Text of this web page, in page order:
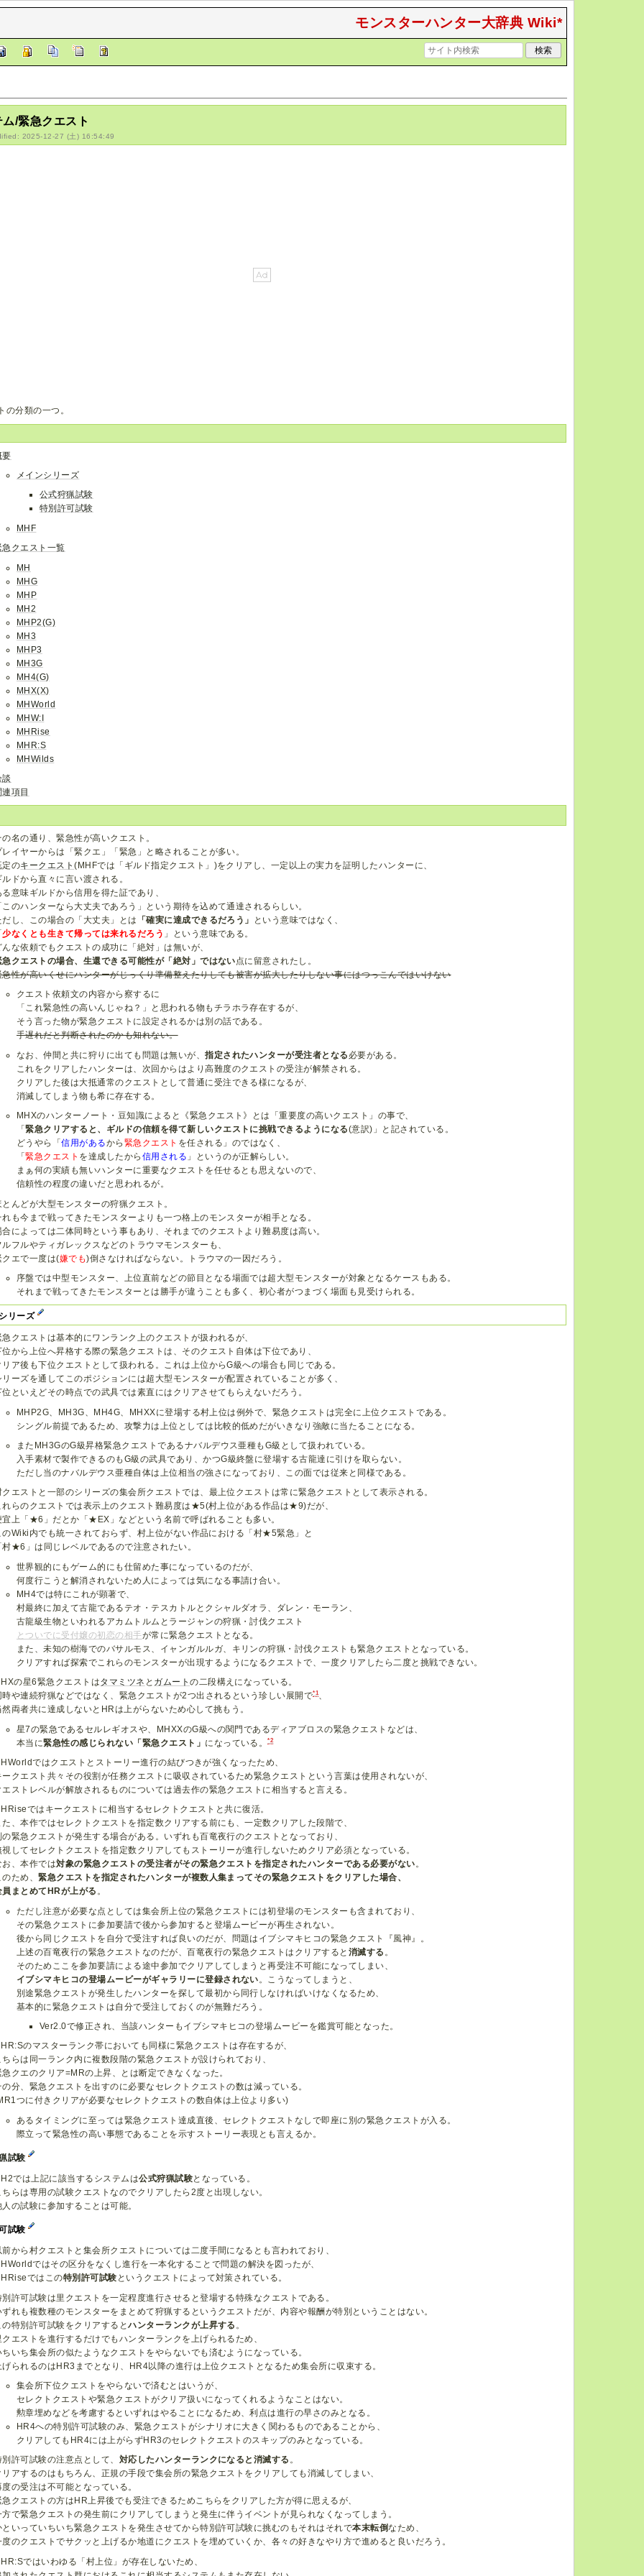
モンスターハンター大辞典 Wiki*
/緊急クエスト
2025-12-27 (土) 16:54:49
の分類の一つ。
要
メインシリーズ
公式狩猟試験
特別許可試験
MHF
急クエスト一覧
MH
MHG
MHP
MH2
MHP2(G)
MH3
MHP3
MH3G
MH4(G)
MHX(X)
MHWorld
MHW:I
MHRise
MHR:S
MHWilds
談
連項目
の名の通り、緊急性が高いクエスト。
レイヤーからは「緊クエ」「緊急」と略されることが多い。
定のキークエスト(MHFでは「ギルド指定クエスト」)をクリアし、一定以上の実力を証明したハンターに、
ルドから直々に言い渡される。
る意味ギルドから信用を得た証であり、
このハンターなら大丈夫であろう」という期待を込めて通達されるらしい。
だし、この場合の「大丈夫」とは
「確実に達成できるだろう」
という意味ではなく、
少なくとも生きて帰っては来れるだろう 」という意味である。
んな依頼でもクエストの成功に「絶対」は無いが、
急クエストの場合、生還できる可能性が「絶対」ではない点に留意されたし。
急性が高いくせにハンターがじっくり準備整えたりしても被害が拡大したりしない事にはつっこんではいけない
クエスト依頼文の内容から察するに
「これ緊急性の高いんじゃね？」と思われる物もチラホラ存在するが、
そう言った物が緊急クエストに設定されるかは別の話である。
手遅れだと判断されたのかも知れない。
なお、仲間と共に狩りに出ても問題は無いが、指定されたハンターが受注者となる 必要がある。
これをクリアしたハンターは、次回からはより高難度のクエストの受注が解禁される。
クリアした後は大抵通常のクエストとして普通に受注できる様になるが、
消滅してしまう物も希に存在する。
MHXのハンターノート・豆知識によると《緊急クエスト》とは「重要度の高いクエスト」の事で、
「緊急クリアすると、ギルドの信頼を得て新しいクエストに挑戦できるようになる(意訳)」と記されている。
どうやら「信用があるから 緊急クエスト を任される」のではなく、
「緊急クエスト を達成したから 信用される 」というのが正解らしい。
まぁ何の実績も無いハンターに重要なクエストを任せるとも思えないので、
信頼性の程度の違いだと思われるが。
とんどが大型モンスターの狩猟クエスト。
れも今まで戦ってきたモンスターよりも一つ格上のモンスターが相手となる。
合によっては二体同時という事もあり、それまでのクエストより難易度は高い。
ルフルやティガレックスなどのトラウマモンスターも、
クエで一度は(嫌でも)倒さなければならない。トラウマの一因だろう。
序盤では中型モンスター、上位直前などの節目となる場面では超大型モンスターが対象となるケースもある。
それまで戦ってきたモンスターとは勝手が違うことも多く、初心者がつまづく場面も見受けられる。
リーズ
急クエストは基本的にワンランク上のクエストが扱われるが、
位から上位へ昇格する際の緊急クエストは、そのクエスト自体は下位であり、
リア後も下位クエストとして扱われる。これは上位からG級への場合も同じである。
リーズを通してこのポジションには超大型モンスターが配置されていることが多く、
位といえどその時点での武具では素直にはクリアさせてもらえないだろう。
MHP2G、MH3G、MH4G、MHXXに登場する村上位は例外で、緊急クエストは完全に上位クエストである。
シングル前提であるため、攻撃力は上位としては比較的低めだがいきなり強敵に当たることになる。
またMH3GのG級昇格緊急クエストであるナバルデウス亜種もG級として扱われている。
入手素材で製作できるのもG級の武具であり、かつG級終盤に登場する古龍達に引けを取らない。
ただし当のナバルデウス亜種自体は上位相当の強さになっており、この面では従来と同様である。
クエストと一部のシリーズの集会所クエストでは、最上位クエストは常に緊急クエストとして表示される。
れらのクエストでは表示上のクエスト難易度は★5(村上位がある作品は★9)だが、
宜上「★6」だとか「★EX」などという名前で呼ばれることも多い。
のWiki内でも統一されておらず、村上位がない作品における「村★5緊急」と
村★6」は同じレベルであるので注意されたい。
世界観的にもゲーム的にも仕留めた事になっているのだが、
何度行こうと解消されないため人によっては気になる事請け合い。
MH4では特にこれが顕著で、
村最終に加えて古龍であるテオ・テスカトルとクシャルダオラ、ダレン・モーラン、
古龍級生物といわれるアカムトルムとラージャンの狩猟・討伐クエスト
とついでに受付嬢の初恋の相手が常に緊急クエストとなる。
また、未知の樹海でのバサルモス、イャンガルルガ、キリンの狩猟・討伐クエストも緊急クエストとなっている。
クリアすれば探索でこれらのモンスターが出現するようになるクエストで、一度クリアしたら二度と挑戦できない。
の星6緊急クエストはタマミツネ と ガムートの二段構えになっている。
時や連続狩猟などではなく、緊急クエストが2つ出されるという珍しい展開で*1、
然両者共に達成しないとHRは上がらないため心して挑もう。
星7の緊急であるセルレギオスや、MHXXのG級への関門であるディアブロスの緊急クエストなどは、
本当に緊急性の感じられない「緊急クエスト」 になっている。*2
ではクエストとストーリー進行の結びつきが強くなったため、
ークエスト共々その役割が任務クエストに吸収されているため緊急クエストという言葉は使用されないが、
エストレベルが解放されるものについては過去作の緊急クエストに相当すると言える。
ではキークエストに相当するセレクトクエストと共に復活。
た、本作ではセレクトクエストを指定数クリアする前にも、一定数クリアした段階で、
の緊急クエストが発生する場合がある。いずれも百竜夜行のクエストとなっており、
視してセレクトクエストを指定数クリアしてもストーリーが進行しないためクリア必須となっている。
お、本作では対象の緊急クエストの受注者がその緊急クエストを指定されたハンターである必要がない。
のため、緊急クエストを指定されたハンターが複数人集まってその緊急クエストをクリアした場合、
員まとめてHRが上がる 。
ただし注意が必要な点としては集会所上位の緊急クエストには初登場のモンスターも含まれており、
その緊急クエストに参加要請で後から参加すると登場ムービーが再生されない。
後から同じクエストを自分で受注すれば良いのだが、問題はイブシマキヒコの緊急クエスト『風神』。
上述の百竜夜行の緊急クエストなのだが、百竜夜行の緊急クエストはクリアすると 消滅する 。
そのためここを参加要請による途中参加でクリアしてしまうと再受注不可能になってしまい、
イブシマキヒコの登場ムービーがギャラリーに登録されない 。こうなってしまうと、
別途緊急クエストが発生したハンターを探して最初から同行しなければいけなくなるため、
基本的に緊急クエストは自分で受注しておくのが無難だろう。
Ver2.0で修正され、当該ハンターもイブシマキヒコの登場ムービーを鑑賞可能となった。
のマスターランク帯においても同様に緊急クエストは存在するが、
ちらは同一ランク内に複数段階の緊急クエストが設けられており、
急クエのクリア=MRの上昇、とは断定できなくなった。
の分、緊急クエストを出すのに必要なセレクトクエストの数は減っている。
つに付きクリアが必要なセレクトクエストの数自体は上位より多い)
あるタイミングに至っては緊急クエスト達成直後、セレクトクエストなしで即座に別の緊急クエストが入る。
際立って緊急性の高い事態であることを示すストーリー表現とも言えるか。
試験
では上記に該当するシステムは公式狩猟試験となっている。
ちらは専用の試験クエストなのでクリアしたら2度と出現しない。
人の試験に参加することは可能。
試験
前から村クエストと集会所クエストについては二度手間になるとも言われており、
ではその区分をなくし進行を一本化することで問題の解決を図ったが、
ではこの特別許可試験 というクエストによって対策されている。
別許可試験は里クエストを一定程度進行させると登場する特殊なクエストである。
ずれも複数種のモンスターをまとめて狩猟するというクエストだが、内容や報酬が特別ということはない。
の特別許可試験をクリアするとハンターランクが上昇する 。
クエストを進行するだけでもハンターランクを上げられるため、
ちいち集会所の似たようなクエストをやらないでも済むようになっている。
げられるのはHR3までとなり、HR4以降の進行は上位クエストとなるため集会所に収束する。
集会所下位クエストをやらないで済むとはいうが、
セレクトクエストや緊急クエストがクリア扱いになってくれるようなことはない。
勲章埋めなどを考慮するといずれはやることになるため、利点は進行の早さのみとなる。
HR4への特別許可試験のみ、緊急クエストがシナリオに大きく関わるものであることから、
クリアしてもHR4には上がらずHR3のセレクトクエストのスキップのみとなっている。
別許可試験の注意点として、 対応したハンターランクになると消滅する 。
リアするのはもちろん、正規の手段で集会所の緊急クエストをクリアしても消滅してしまい、
度の受注は不可能となっている。
急クエストの方はHR上昇後でも受注できるためこちらをクリアした方が得に思えるが、
方で緊急クエストの発生前にクリアしてしまうと発生に伴うイベントが見られなくなってしまう。
といっていちいち緊急クエストを発生させてから特別許可試験に挑むのもそれはそれで本末転倒なため、
度のクエストでサクッと上げるか地道にクエストを埋めていくか、各々の好きなやり方で進めると良いだろう。
ではいわゆる「村上位」が存在しないため、